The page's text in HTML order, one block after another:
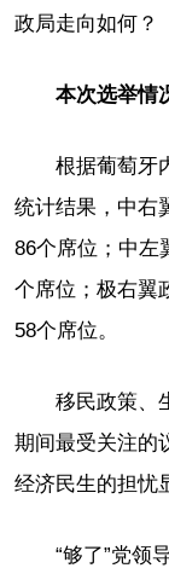
政局走向如何？
本次选举情
根据葡萄牙
统计结果，中右
86个席位；中左
个席位；极右翼
58个席位。
移民政策、
期间最受关注的
经济民生的担忧
“够了”党领